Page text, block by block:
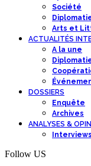
Société
Arts et
ACTUALITÉS
A la une
DOSSIERS
Enquête
Archives
ANALYSES &
Interviews
Follow US